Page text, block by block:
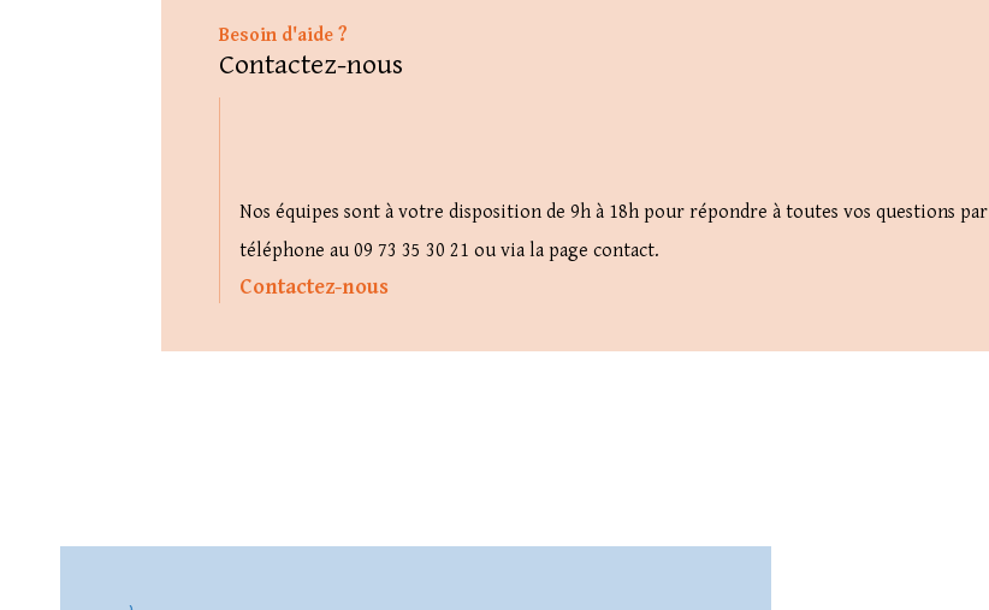
Besoin d'aide ?
Contactez-nous
Nos équipes sont à votre disposition de 9h à 18h pour répondre à toutes vos questions par
téléphone au 09 73 35 30 21 ou via la page contact.
Contactez-nous